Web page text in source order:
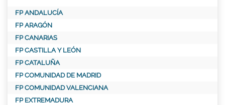
FP ANDALUCÍA
FP ARAGÓN
FP CANARIAS
FP CASTILLA Y LEÓN
FP CATALUÑA
FP COMUNIDAD DE MADRID
FP COMUNIDAD VALENCIANA
FP EXTREMADURA